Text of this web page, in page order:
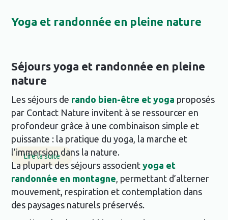
Yoga et randonnée en pleine nature
Séjours yoga et randonnée en pleine
nature
Les séjours de rando bien-être et yoga proposés
par Contact Nature invitent à se ressourcer en
profondeur grâce à une combinaison simple et
puissante : la pratique du yoga, la marche et
l’immersion dans la nature.
La plupart des séjours associentyoga et
randonnée en montagne, permettant d’alterner
mouvement, respiration et contemplation dans
des paysages naturels préservés.
Lire la suite